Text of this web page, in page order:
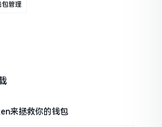
包管理
来拯救你的钱包